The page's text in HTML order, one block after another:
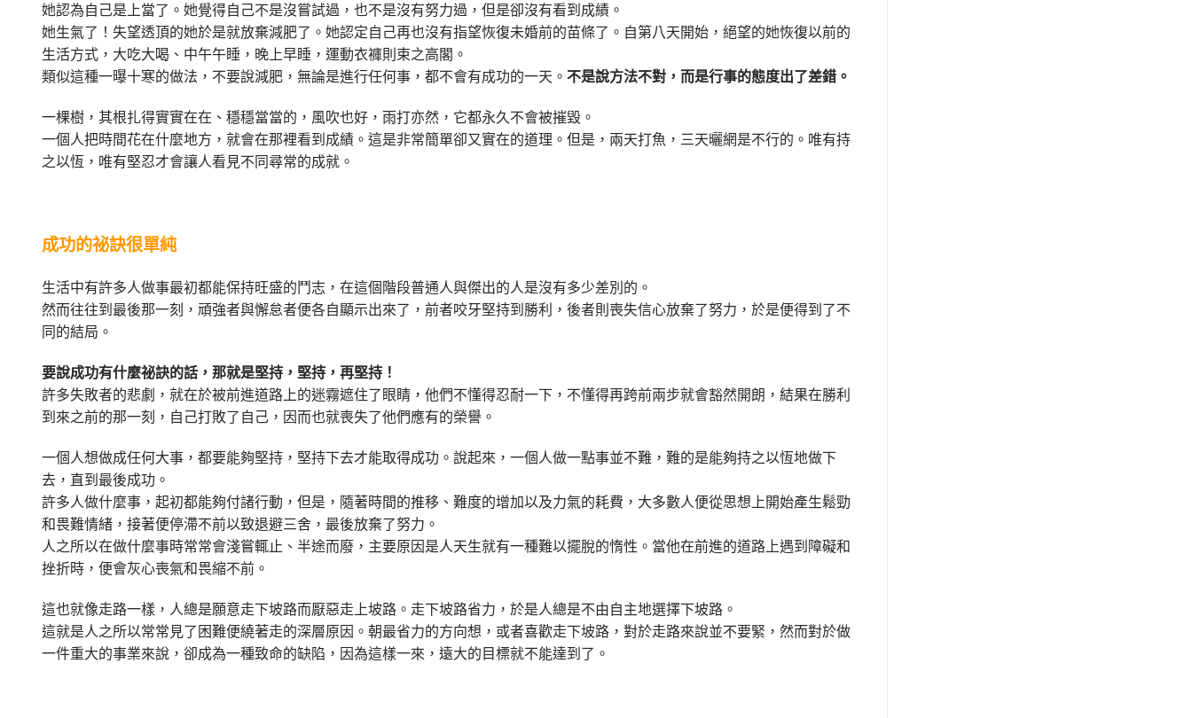
她認為自己是上當了。她覺得自己不是沒嘗試過，也不是沒有努力過，但是卻沒有看到成績。
她生氣了！失望透頂的她於是就放棄減肥了。她認定自己再也沒有指望恢復未婚前的苗條了。自第八天開始，絕望的她恢復以前的
生活方式，大吃大喝、中午午睡，晚上早睡，運動衣褲則束之高閣。
類似這種一曝十寒的做法，不要說減肥，無論是進行任何事，都不會有成功的一天。 不是說方法不對，而是行事的態度出了差錯。
一棵樹，其根扎得實實在在、穩穩當當的，風吹也好，雨打亦然，它都永久不會被摧毀。
一個人把時間花在什麼地方，就會在那裡看到成績。這是非常簡單卻又實在的道理。但是，兩天打魚，三天曬網是不行的。唯有持
之以恆，唯有堅忍才會讓人看見不同尋常的成就。
成功的祕訣很單純
生活中有許多人做事最初都能保持旺盛的鬥志，在這個階段普通人與傑出的人是沒有多少差別的。
然而往往到最後那一刻，頑強者與懈怠者便各自顯示出來了，前者咬牙堅持到勝利，後者則喪失信心放棄了努力，於是便得到了不
同的結局。
要說成功有什麼祕訣的話，那就是堅持，堅持，再堅持！
許多失敗者的悲劇，就在於被前進道路上的迷霧遮住了眼睛，他們不懂得忍耐一下，不懂得再跨前兩步就會豁然開朗，結果在勝利
到來之前的那一刻，自己打敗了自己，因而也就喪失了他們應有的榮譽。
一個人想做成任何大事，都要能夠堅持，堅持下去才能取得成功。說起來，一個人做一點事並不難，難的是能夠持之以恆地做下
去，直到最後成功。
許多人做什麼事，起初都能夠付諸行動，但是，隨著時間的推移、難度的增加以及力氣的耗費，大多數人便從思想上開始產生鬆勁
和畏難情緒，接著便停滯不前以致退避三舍，最後放棄了努力。
人之所以在做什麼事時常常會淺嘗輒止、半途而廢，主要原因是人天生就有一種難以擺脫的惰性。當他在前進的道路上遇到障礙和
挫折時，便會灰心喪氣和畏縮不前。
這也就像走路一樣，人總是願意走下坡路而厭惡走上坡路。走下坡路省力，於是人總是不由自主地選擇下坡路。
這就是人之所以常常見了困難便繞著走的深層原因。朝最省力的方向想，或者喜歡走下坡路，對於走路來說並不要緊，然而對於做
一件重大的事業來說，卻成為一種致命的缺陷，因為這樣一來，遠大的目標就不能達到了。